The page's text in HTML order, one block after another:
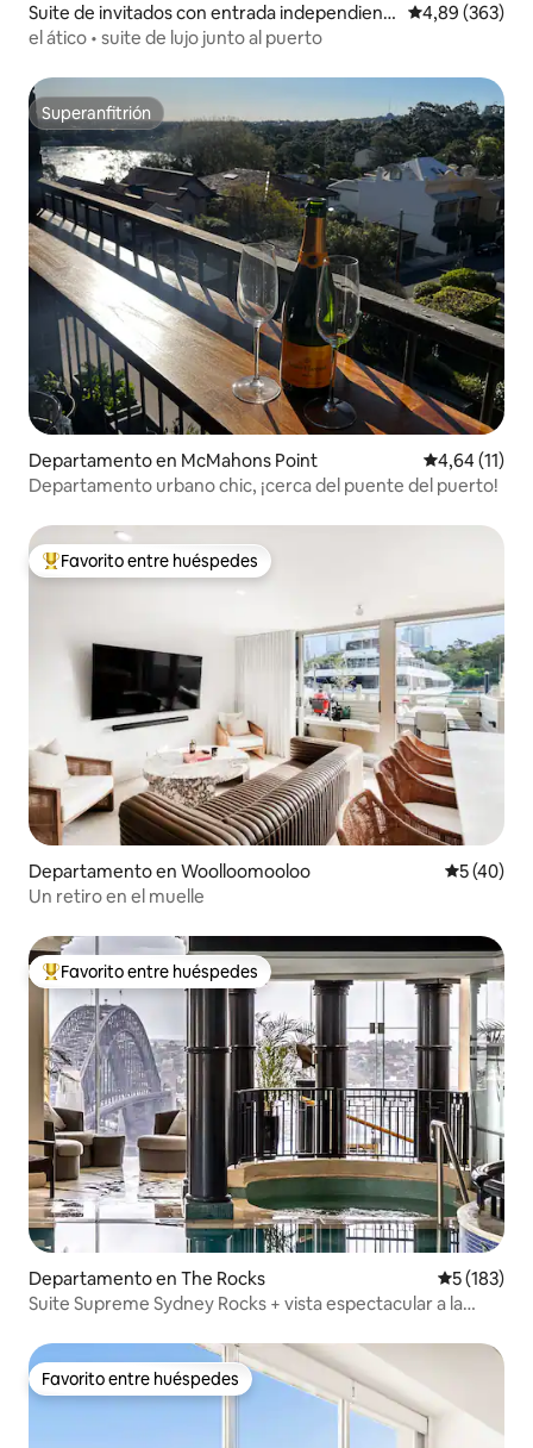
Suite de invitados con entrada independient
e en Kurraba Point
Calificación
4,89 (363)
el ático • suite de lujo junto al puerto
Superanfitrión
Superanfitrión
Departamento en McMahons Point Calificación
4,64 (11)
Departamento urbano chic, ¡cerca del puente del puerto!
Favorito entre los huéspedes más destacados
Favorito entre huéspedes
Departamento en Woolloomooloo
5 (40)
Un retiro en el muelle
Favorito entre los huéspedes más destacados
Favorito entre huéspedes
Departamento en The Rocks
5 (183)
Suite Supreme Sydney Rocks + vista espectacular a la
Favorito entre huéspedes
Favorito entre huéspedes